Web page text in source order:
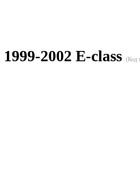
2002 E-class (Код